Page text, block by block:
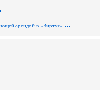
арендой в «Виртус»